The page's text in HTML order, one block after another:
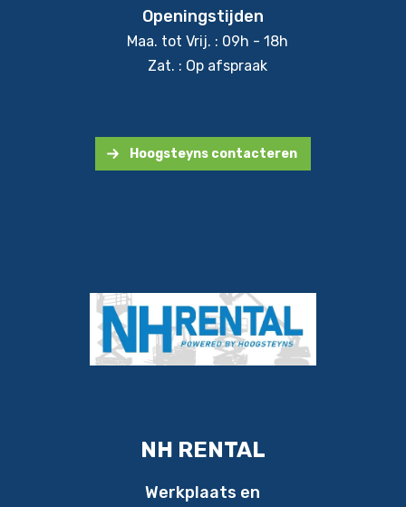
Openingstijden
Maa. tot Vrij. : 09h - 18h
Zat. : Op afspraak
Hoogsteyns contacteren
NH RENTAL
Werkplaats en